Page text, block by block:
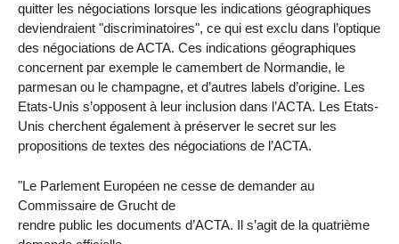
quitter les négociations lorsque les indications géographiques
deviendraient "discriminatoires", ce qui est exclu dans l’optique
des négociations de ACTA. Ces indications géographiques
concernent par exemple le camembert de Normandie, le
parmesan ou le champagne, et d’autres labels d’origine. Les
Etats-Unis s’opposent à leur inclusion dans l’ACTA. Les Etats-
Unis cherchent également à préserver le secret sur les
propositions de textes des négociations de l’ACTA.
"Le Parlement Européen ne cesse de demander au
Commissaire de Grucht de
rendre public les documents d’ACTA. Il s’agit de la quatrième